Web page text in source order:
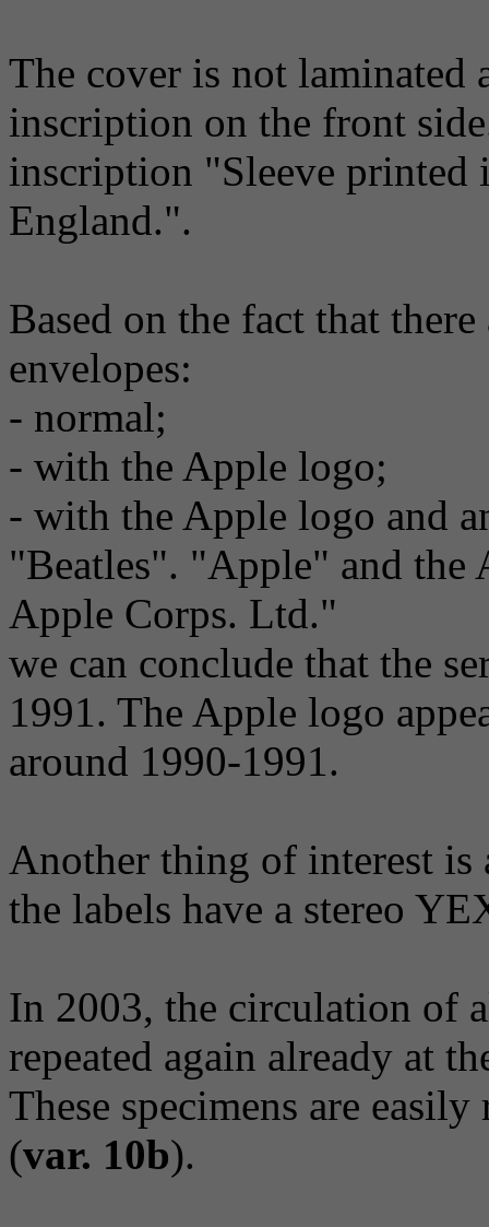
The cover is not laminated
inscription on the front
inscription "Sleeve printed
England.".
Based on the fact that
envelopes:
- normal;
- with the Apple logo;
- with the Apple logo and
"Beatles". "Apple" and the
Apple Corps. Ltd."
we can conclude that the
1991. The Apple logo
around 1990-1991.
Another thing of interest is
the labels have a stereo
In 2003, the circulation of
repeated again already at
These specimens are
(var. 10b).